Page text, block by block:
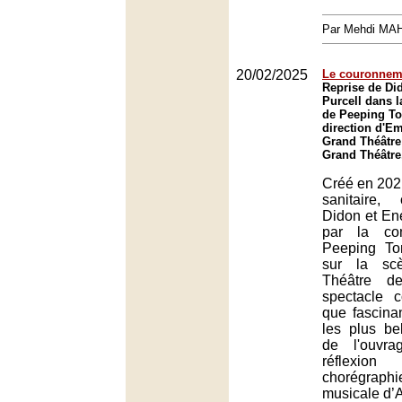
Par Mehdi
20/02/2025
Le
Reprise de
Purcell dans
de Peeping
direction
Grand
Grand
Créé en
sanitaire,
Didon et
par la
Peeping
sur la
Théâtre
spectacle
que
les plus
de
musicale